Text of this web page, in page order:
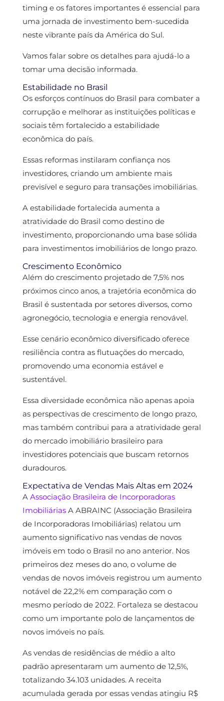
timing e os fatores importantes é essencial para
uma jornada de investimento bem-sucedida
neste vibrante país da América do Sul.
Vamos falar sobre os detalhes para ajudá-lo a
tomar uma decisão informada.
Estabilidade no Brasil
Os esforços contínuos do Brasil para combater a
corrupção e melhorar as instituições políticas e
sociais têm fortalecido a estabilidade
econômica do país.
Essas reformas instilaram confiança nos
investidores, criando um ambiente mais
previsível e seguro para transações imobiliárias.
A estabilidade fortalecida aumenta a
atratividade do Brasil como destino de
investimento, proporcionando uma base sólida
para investimentos imobiliários de longo prazo.
Crescimento Econômico
Além do crescimento projetado de 7,5% nos
próximos cinco anos, a trajetória econômica do
Brasil é sustentada por setores diversos, como
agronegócio, tecnologia e energia renovável.
Esse cenário econômico diversificado oferece
resiliência contra as flutuações do mercado,
promovendo uma economia estável e
sustentável.
Essa diversidade econômica não apenas apoia
as perspectivas de crescimento de longo prazo,
mas também contribui para a atratividade geral
do mercado imobiliário brasileiro para
investidores potenciais que buscam retornos
duradouros.
Expectativa de Vendas Mais Altas em 2024
A Associação Brasileira de Incorporadoras
ImobiliáriasA ABRAINC (Associação Brasileira
de Incorporadoras Imobiliárias) relatou um
aumento significativo nas vendas de novos
imóveis em todo o Brasil no ano anterior. Nos
primeiros dez meses do ano, o volume de
vendas de novos imóveis registrou um aumento
notável de 22,2% em comparação com o
mesmo período de 2022. Fortaleza se destacou
como um importante polo de lançamentos de
novos imóveis no país.
As vendas de residências de médio a alto
padrão apresentaram um aumento de 12,5%,
totalizando 34.103 unidades. A receita
acumulada gerada por essas vendas atingiu R$